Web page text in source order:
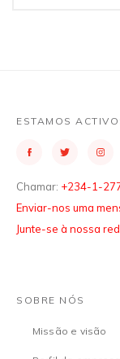
ESTAMOS
Chamar: +234-1-
Enviar-nos uma
Junte-se à nossa
SOBRE NÓS
Missão e visão